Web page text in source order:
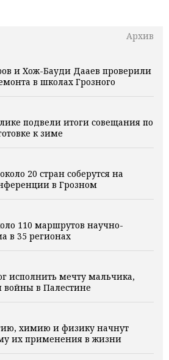
Архив
и Хож-Бауди Дааев проверили
в школах Грозного
подвели итоги совещания по
к зиме
20 стран соберутся на
в Грозном
110 маршрутов научно-
в 35 регионах
исполнить мечту мальчика,
в Палестине
химию и физику начнут
их применения в жизни